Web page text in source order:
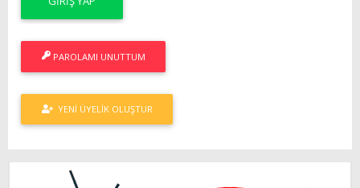
PAROLAMI UNUTTUM
YENI ÜYELIK OLUŞTUR